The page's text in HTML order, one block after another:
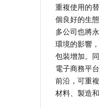
重複使用的
個良好的生
多公司也將
環境的影響
包裝增加。
電子商務平
前沿，可重
材料、製造